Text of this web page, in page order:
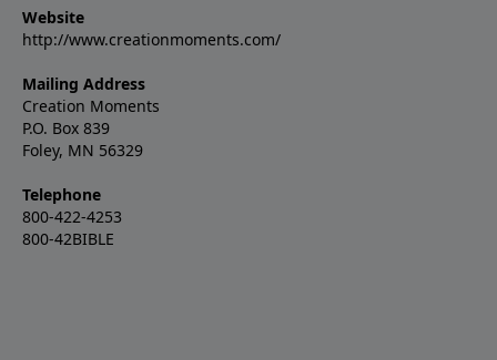
Website
http://www.creationmoments.com/
Mailing Address
Creation Moments
P.O. Box 839
Foley, MN 56329
Telephone
800-422-4253
800-42BIBLE